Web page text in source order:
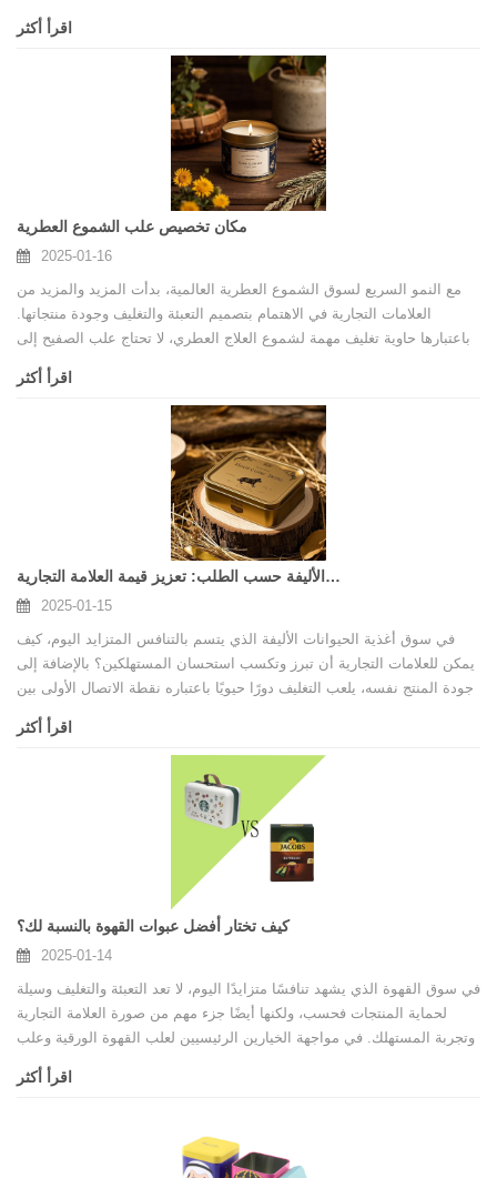
اقرأ أكثر
مكان تخصيص علب الشموع العطرية
2025-01-16
مع النمو السريع لسوق الشموع العطرية العالمية، بدأت المزيد والمزيد من
العلامات التجارية في الاهتمام بتصميم التعبئة والتغليف وجودة منتجاتها.
باعتبارها حاوية تغليف مهمة لشموع العلاج العطري، لا تحتاج علب الصفيح إلى
أن تكون جميلة من الناحية الجمالية فحسب، بل تحتاج أيضًا إلى ضمان الأداء
اقرأ أكثر
تغليف علب أغذية الحيوانات الأليفة حسب الطلب: تعزيز قيمة العلامة التجارية
2025-01-15
في سوق أغذية الحيوانات الأليفة الذي يتسم بالتنافس المتزايد اليوم، كيف
يمكن للعلامات التجارية أن تبرز وتكسب استحسان المستهلكين؟ بالإضافة إلى
جودة المنتج نفسه، يلعب التغليف دورًا حيويًا باعتباره نقطة الاتصال الأولى بين
العلامة التجارية والمستهلك. أصبحت عبوات علب القصدير المخصصة
للحيوانات الأليفة تدريجيًا سلاحًا سريًا للعلامات التجارية لتعزيز صورتها وتعزيز
اقرأ أكثر
كيف تختار أفضل عبوات القهوة بالنسبة لك؟
2025-01-14
في سوق القهوة الذي يشهد تنافسًا متزايدًا اليوم، لا تعد التعبئة والتغليف وسيلة
لحماية المنتجات فحسب، ولكنها أيضًا جزء مهم من صورة العلامة التجارية
وتجربة المستهلك. في مواجهة الخيارين الرئيسيين لعلب القهوة الورقية وعلب
القهوة المصنوعة من الصفيح، غالبًا ما تتشابك العديد من العلامات التجارية: ما
هي العبوة الأكثر ملاءمة لمنتجاتها؟ تُعرف علب القهوة الورقية بحماية البيئة
اقرأ أكثر